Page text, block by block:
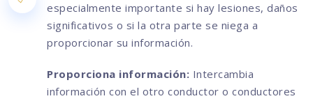
especialmente importante si hay lesiones, daños
significativos o si la otra parte se niega a
proporcionar su información.
Proporciona información: Intercambia
información con el otro conductor o conductores